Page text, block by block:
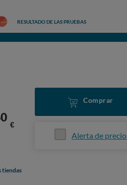
RESULTADO DE LAS PRUEBAS
€
Comprar
Alerta de precio
tiendas